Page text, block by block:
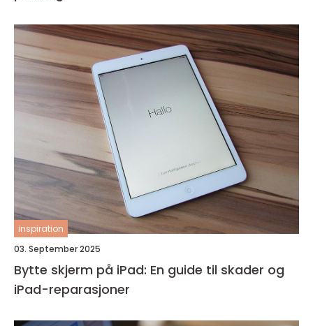
inspiration
03. September 2025
Bytte skjerm på iPad: En guide til skader og
iPad-reparasjoner